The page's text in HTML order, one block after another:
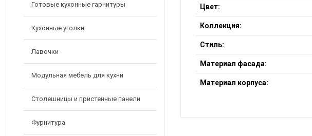
Готовые кухонные гарнитуры
Кухонные уголки
Лавочки
Модульная мебель для кухни
Столешницы и пристенные панели
Фурнитура
Цвет:
Коллекция:
Стиль:
Материал фасада:
Материал корпуса: